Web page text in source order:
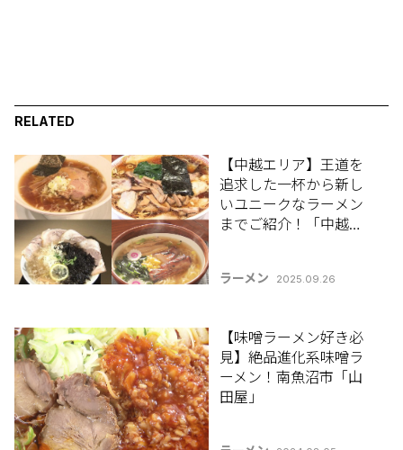
RELATED
【中越エリア】王道を
追求した一杯から新し
いユニークなラーメン
までご紹介！「中越地
集2025】
ラーメン 2025.09.26
【味噌ラーメン好き必
見】絶品進化系味噌ラ
ーメン！南魚沼市「山
田屋」